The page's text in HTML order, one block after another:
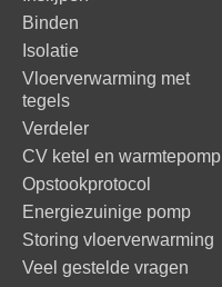
Binden
Isolatie
Vloerverwarming met
tegels
Verdeler
CV ketel en warmtepomp
Opstookprotocol
Energiezuinige pomp
Storing vloerverwarming
Veel gestelde vragen